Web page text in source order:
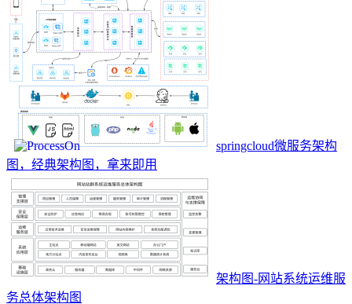
springcloud微服务架构
图，经典架构图，拿来即用
架构图-网站系统运维服
务总体架构图